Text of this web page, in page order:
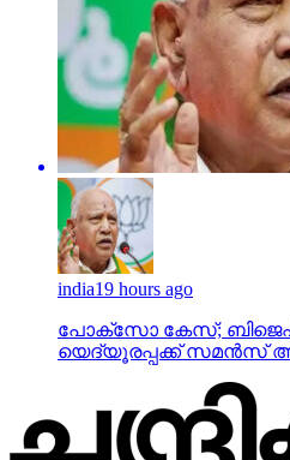
india19 hours ago
പോക്‌സോ കേസ്;
യെദ്യൂരപ്പക്ക് സമന്‍സ്